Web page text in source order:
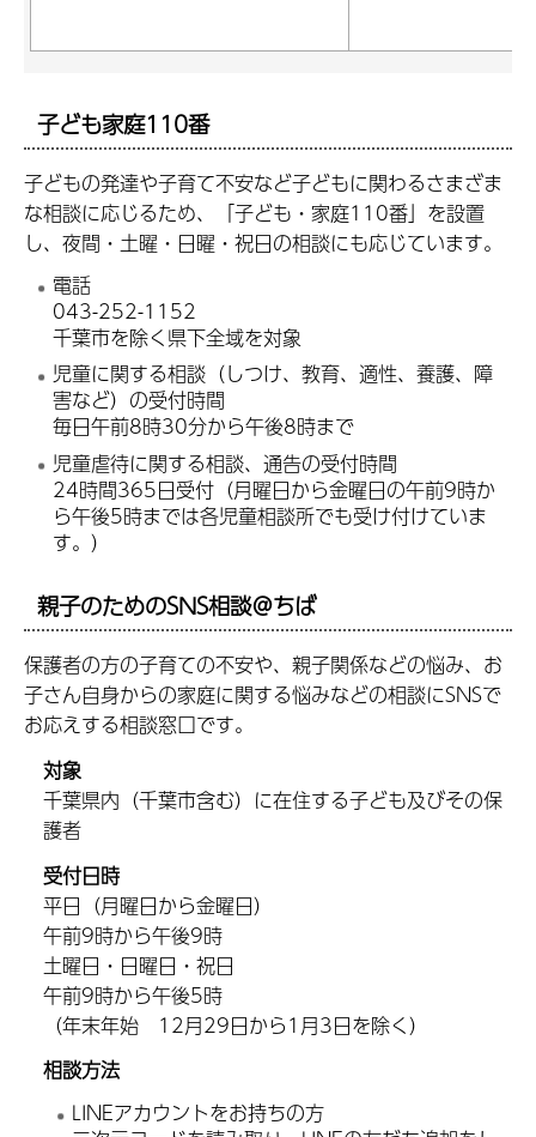
子ども家庭110番
子どもの発達や子育て不安など子どもに関わるさまざま
な相談に応じるため、「子ども・家庭110番」を設置
し、夜間・土曜・日曜・祝日の相談にも応じています。
電話
043-252-1152
千葉市を除く県下全域を対象
児童に関する相談（しつけ、教育、適性、養護、障
害など）の受付時間
毎日午前8時30分から午後8時まで
児童虐待に関する相談、通告の受付時間
24時間365日受付（月曜日から金曜日の午前9時か
ら午後5時までは各児童相談所でも受け付けていま
す。）
親子のためのSNS相談＠ちば
保護者の方の子育ての不安や、親子関係などの悩み、お
子さん自身からの家庭に関する悩みなどの相談にSNSで
お応えする相談窓口です。
対象
千葉県内（千葉市含む）に在住する子ども及びその保
護者
受付日時
平日（月曜日から金曜日）
午前9時から午後9時
土曜日・日曜日・祝日
午前9時から午後5時
（年末年始 12月29日から1月3日を除く）
相談方法
LINEアカウントをお持ちの方